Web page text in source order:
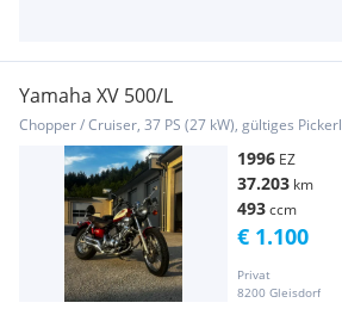
Yamaha XV 500/L
Chopper / Cruiser, 37 PS (27 kW), gültiges Pickerl
1996 EZ
37.203 km
493ccm
Privat
8200 Gleisdorf
€ 1.100